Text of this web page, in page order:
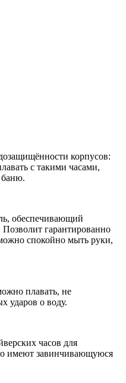
корпусов:
с такими часами,
обеспечивающий
гарантированно
спокойно мыть руки,
плавать, не
ударов о воду.
часов для
имеют завинчивающуюся